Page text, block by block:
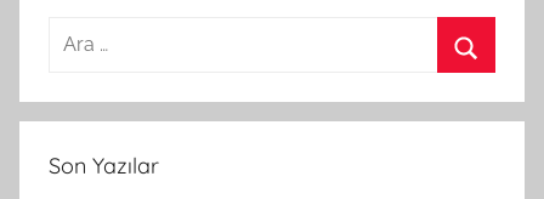
a
a
r
Son Yazılar